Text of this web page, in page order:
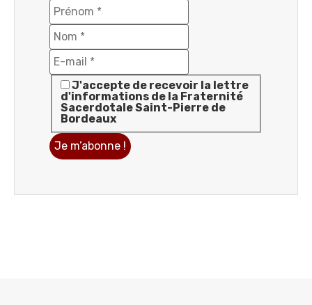
J'accepte de recevoir la lettre
d'informations de la Fraternité
Sacerdotale Saint-Pierre de
Bordeaux